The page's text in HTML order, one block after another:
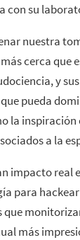
con su
nuestra
cerca que
y
pueda
la
a la
impacto real
para
más